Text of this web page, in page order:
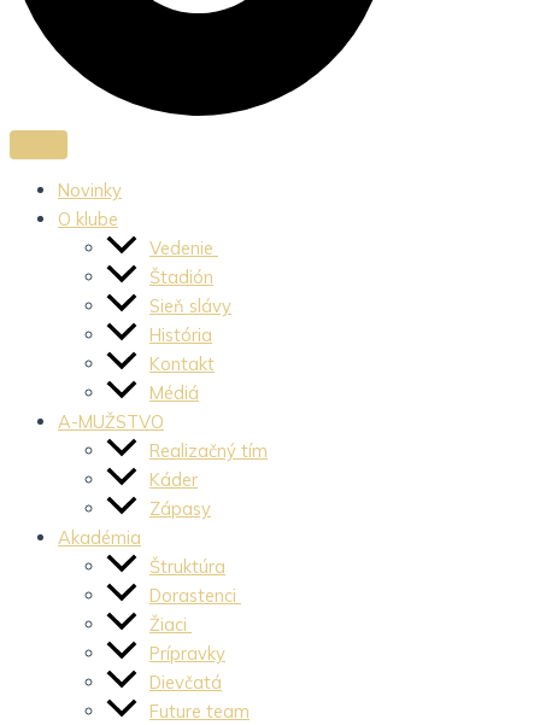
Novinky
O klube
Vedenie
Štadión
Sieň slávy
História
Kontakt
Médiá
A-MUŽSTVO
Realizačný tím
Káder
Zápasy
Akadémia
Štruktúra
Dorastenci
Žiaci
Prípravky
Dievčatá
Future team